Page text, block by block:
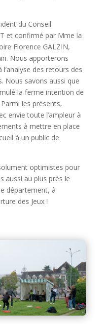
du Conseil
et confirmé par Mme la
Florence GALZIN,
Nous apporterons
des retours des
Nous savons aussi que
la ferme intention de
les présents,
envie toute l’ampleur à
à mettre en place
à un public de
optimistes pour
aussi au plus près le
département, à
des Jeux !